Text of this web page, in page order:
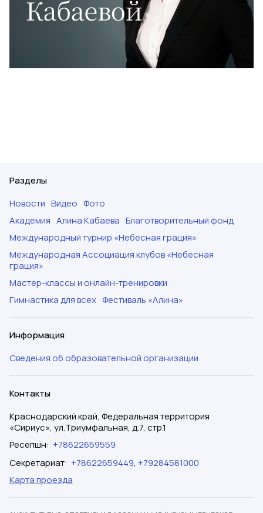
Разделы
Новости Видео Фото
Академия Алина Кабаева Благотворительный фонд
Международный турнир «Небесная грация»
Международная Ассоциация клубов «Небесная
грация»
Мастер-классы и онлайн-тренировки
Гимнастика для всех Фестиваль «Алина»
Информация
Сведения об образовательной организации
Контакты
Краснодарский край, Федеральная территория
«Сириус», ул.Триумфальная, д.7, стр.1
Ресепшн: +78622659559
Секретариат: +78622659449, +79284581000
Карта проезда